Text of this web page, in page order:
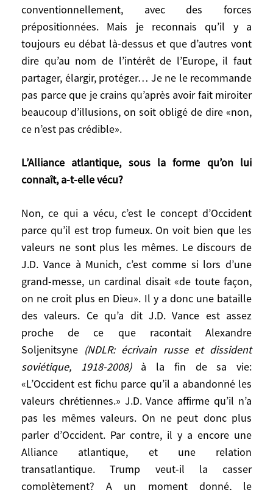
conventionnellement, avec des forces
prépositionnées. Mais je reconnais qu’il y a
toujours eu débat là-dessus et que d’autres vont
dire qu’au nom de l’intérêt de l’Europe, il faut
partager, élargir, protéger… Je ne le recommande
pas parce que je crains qu’après avoir fait miroiter
beaucoup d’illusions, on soit obligé de dire «non,
ce n’est pas crédible».
L’Alliance atlantique, sous la forme qu’on lui
connaît, a-t-elle vécu?
Non, ce qui a vécu, c’est le concept d’Occident
parce qu’il est trop fumeux. On voit bien que les
valeurs ne sont plus les mêmes. Le discours de
J.D. Vance à Munich, c’est comme si lors d’une
grand-messe, un cardinal disait «de toute façon,
on ne croit plus en Dieu». Il y a donc une bataille
des valeurs. Ce qu’a dit J.D. Vance est assez
proche de ce que racontait Alexandre
Soljenitsyne (NDLR: écrivain russe et dissident
soviétique, 1918-2008) à la fin de sa vie:
«L’Occident est fichu parce qu’il a abandonné les
valeurs chrétiennes.» J.D. Vance affirme qu’il n’a
pas les mêmes valeurs. On ne peut donc plus
parler d’Occident. Par contre, il y a encore une
Alliance atlantique, et une relation
transatlantique. Trump veut-il la casser
complètement? A un moment donné, le
La France et le Royaume-Uni pourraient-ils
assurer un parapluie nucléaire à l’Europe?
Je ne crois pas. La question centrale du
nucléaire, c’est la dissuasion. Je ne serais
pas rassuré que l’on imagine que la
sécurité de l’Europe, après le gel du conflit
en Ukraine, soit garanti par le nucléaire,
parce que je n’y croirais pas. Je suis plutôt
favorable à ce que l’Europe devienne une
sorte d’énorme hérisson très très armé
conventionnellement, avec des forces
toujours eu débat là-dessus et que
d’autres vont dire qu’au nom de l’intérêt de
l’Europe, il faut partager, élargir, protéger…
Je ne le recommande pas parce que je
crains qu’après avoir fait miroiter
beaucoup d’illusions, on soit obligé de dire
«non, ce n’est pas crédible».
L’Alliance atlantique, sous la forme qu’on
lui connaît, a-t-elle vécu?
Non, ce qui a vécu, c’est le concept
d’Occident parce qu’il est trop fumeux. On
voit bien que les valeurs ne sont plus les
mêmes. Le discours de J.D. Vance à
Munich, c’est comme si lors d’une grand-
messe, un cardinal disait «de toute façon,